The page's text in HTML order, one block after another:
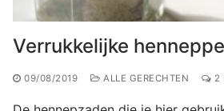
Verrukkelijke
09/08/2019 ALLE GERECHTEN 2